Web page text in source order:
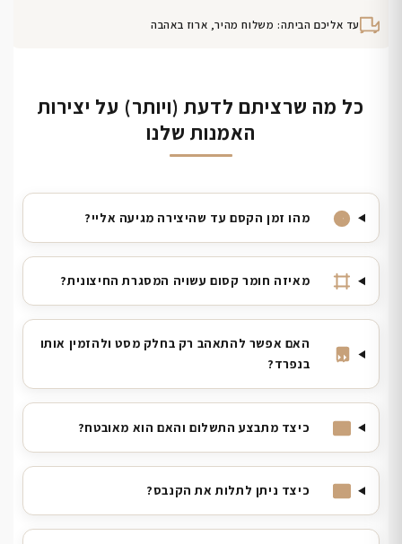
עד אליכם הביתה: משלוח מהיר, ארוז באהבה
כל מה שרציתם לדעת (ויותר) על יצירות
האמנות שלנו
מהו זמן הקסם עד שהיצירה מגיעה אליי?
מאיזה חומר קסום עשויה המסגרת החיצונית?
האם אפשר להתאהב רק בחלק מסט ולהזמין אותו
בנפרד?
כיצד מתבצע התשלום והאם הוא מאובטח?
כיצד ניתן לתלות את הקנבס?